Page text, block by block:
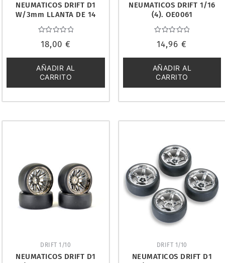
NEUMATICOS DRIFT D1
W/3mm LLANTA DE 14
RADIOS (4). FASTRAX
FAST1353MR-D1
con
de
5
18,00 €
AÑADIR AL
CARRITO
NEUMATICOS DRIFT 1/16
(4). OE0061
con
de
5
14,96€
AÑADIR AL
CARRITO
DRIFT 1/10
NEUMATICOS DRIFT D1
DRIFT 1/10
NEUMATICOS DRIFT D1